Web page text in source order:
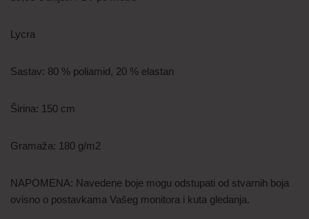
Lycra
Sastav: 80 % poliamid, 20 % elastan
Širina: 150 cm
Gramaža: 180 g/m2
NAPOMENA: Navedene boje mogu odstupati od stvarnih boja
ovisno o postavkama Vašeg monitora i kuta gledanja.